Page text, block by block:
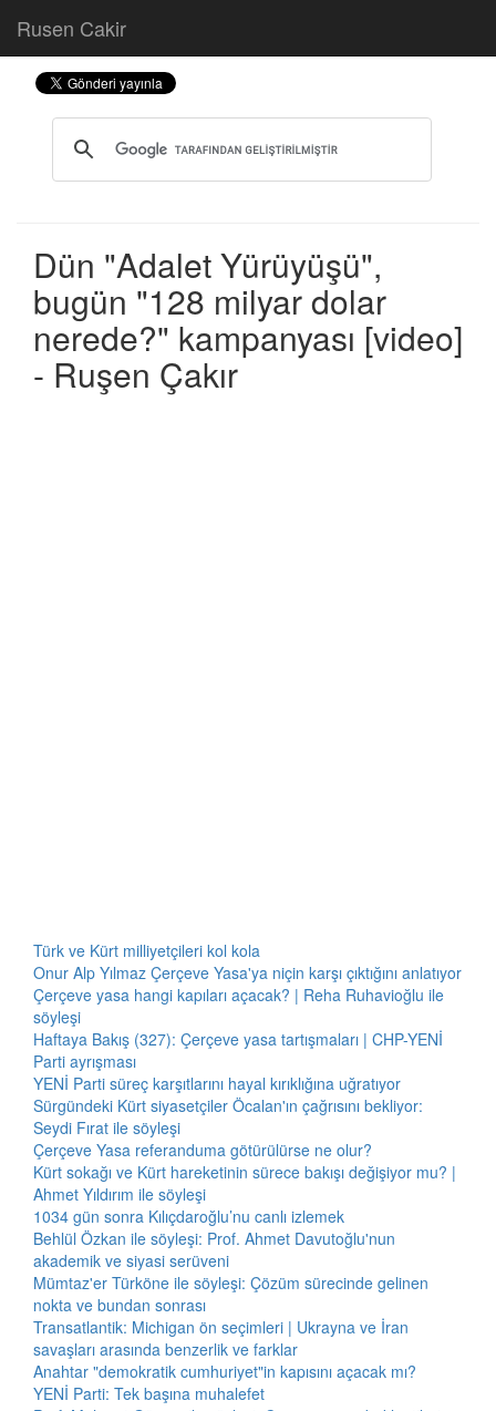
Rusen Cakir
Dün "Adalet Yürüyüşü",
bugün "128 milyar dolar
nerede?" kampanyası [video]
- Ruşen Çakır
Türk ve Kürt milliyetçileri kol kola
Onur Alp Yılmaz Çerçeve Yasa'ya niçin karşı çıktığını anlatıyor
Çerçeve yasa hangi kapıları açacak? | Reha Ruhavioğlu ile
söyleşi
Haftaya Bakış (327): Çerçeve yasa tartışmaları | CHP-YENİ
Parti ayrışması
YENİ Parti süreç karşıtlarını hayal kırıklığına uğratıyor
Sürgündeki Kürt siyasetçiler Öcalan'ın çağrısını bekliyor:
Seydi Fırat ile söyleşi
Çerçeve Yasa referanduma götürülürse ne olur?
Kürt sokağı ve Kürt hareketinin sürece bakışı değişiyor mu? |
Ahmet Yıldırım ile söyleşi
1034 gün sonra Kılıçdaroğlu’nu canlı izlemek
Behlül Özkan ile söyleşi: Prof. Ahmet Davutoğlu'nun
akademik ve siyasi serüveni
Mümtaz'er Türköne ile söyleşi: Çözüm sürecinde gelinen
nokta ve bundan sonrası
Transatlantik: Michigan ön seçimleri | Ukrayna ve İran
savaşları arasında benzerlik ve farklar
Anahtar "demokratik cumhuriyet"in kapısını açacak mı?
YENİ Parti: Tek başına muhalefet